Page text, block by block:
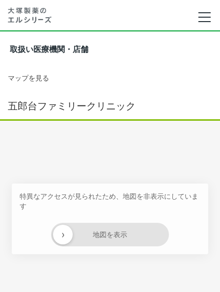
取扱い医療機関・店舗
マップを見る
五郎台ファミリークリニック
特異なアクセスが見られたため、地図を非表示にしていま
す
地図を表示
›